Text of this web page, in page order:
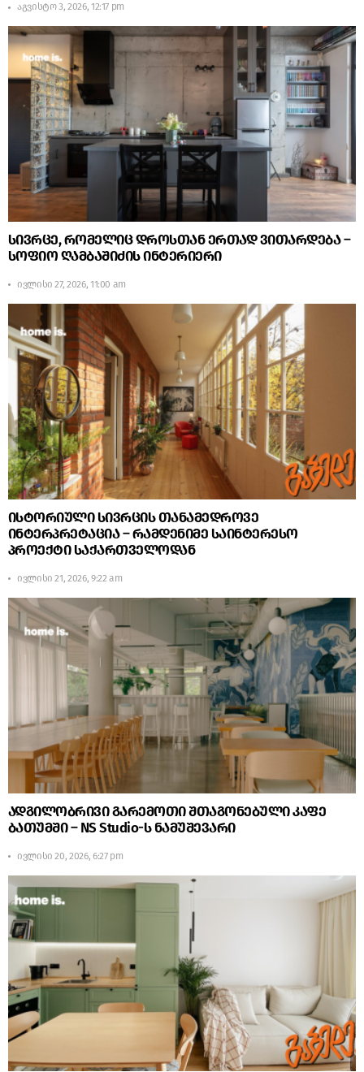
აგვისტო 3, 2026, 12:17 pm
სივრცე, რომელიც დროსთან ერთად ვითარდება –
სოფიო ღამბაშიძის ინტერიერი
ივლისი 27, 2026, 11:00 am
ისტორიული სივრცის თანამედროვე
ინტერპრეტაცია – რამდენიმე საინტერესო
პროექტი საქართველოდან
ივლისი 21, 2026, 9:22 am
ადგილობრივი გარემოთი შთაგონებული კაფე
ბათუმში – NS Studio-ს ნამუშევარი
ივლისი 20, 2026, 6:27 pm